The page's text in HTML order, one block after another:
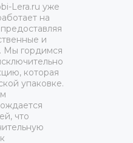
Lera.ru уже
на
и
Мы гордимся
которая
упаковке.
что